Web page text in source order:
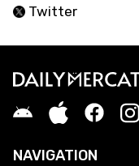
Twitter
NAVIGATION